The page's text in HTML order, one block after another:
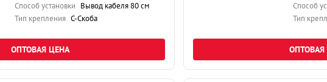
Способ установки Вывод кабеля 80 см
Тип крепления С-Скоба
ОПТОВАЯ ЦЕНА
Способ
Тип
ОПТОВАЯ